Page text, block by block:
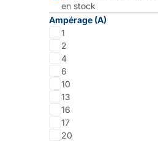
en stock
Ampérage (A)
1
2
4
6
10
13
16
17
20